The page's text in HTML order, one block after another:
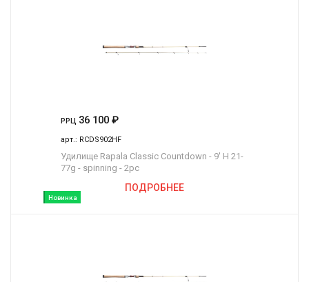
Новинка
РРЦ 36 100 ₽
арт.: RCDS902HF
Удилище Rapala Classic Countdown - 9' H 21-
77g - spinning - 2pc
ПОДРОБНЕЕ